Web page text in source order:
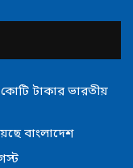
কোটি টাকার ভারতীয়
বাংলাদেশ